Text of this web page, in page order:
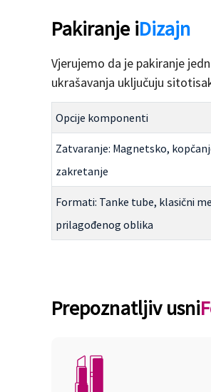
Pakiranje iDizajn
Vjerujemo da je pakiranje
ukrašavanja uključuju
Opcije komponenti
Zatvaranje: Magnetsko,
zakretanje
Formati: Tanke tube, klasični
prilagođenog oblika
Prepoznatljiv usni